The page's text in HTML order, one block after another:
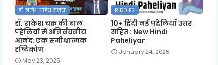
डॉ. नागेश पांडेय 'संजय'
डॉ. राकेश चक्र की बाल
पहेलियों में अनिर्वचनीय
आनंद: एक समीक्षात्मक
दृष्टिकोण
May 23, 2025
RIDDLES
10+ हिंदी नई पहेलियाँ उत्तर
सहित : New Hindi
Paheliyan
January 24, 2025